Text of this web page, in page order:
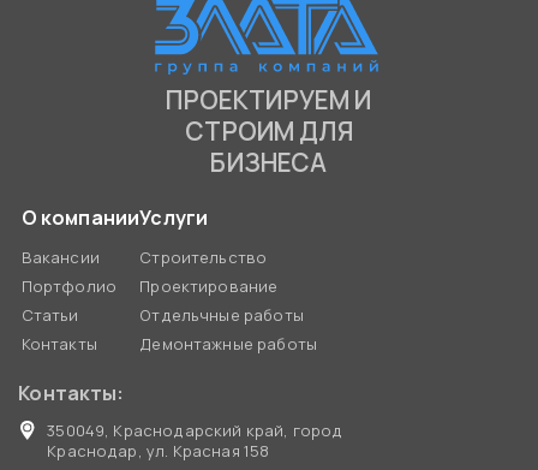
ПРОЕКТИРУЕМ И
СТРОИМ ДЛЯ
БИЗНЕСА
О компании
Вакансии
Портфолио
Статьи
Контакты
Услуги
Строительство
Проектирование
Отдельчные работы
Демонтажные работы
Контакты:
350049, Краснодарский край, город
Краснодар, ул. Красная 158